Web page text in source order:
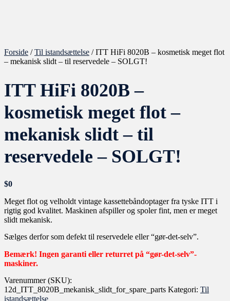
Forside /Til istandsættelse / ITT HiFi 8020B – kosmetisk meget flot
– mekanisk slidt – til reservedele – SOLGT!
ITT HiFi 8020B –
kosmetisk meget flot –
mekanisk slidt – til
reservedele – SOLGT!
$0
Meget flot og velholdt vintage kassettebåndoptager fra tyske ITT i
rigtig god kvalitet. Maskinen afspiller og spoler fint, men er meget
slidt mekanisk.
Sælges derfor som defekt til reservedele eller “gør-det-selv”.
Bemærk! Ingen garanti eller returret på “gør-det-selv”-
maskiner.
Varenummer (SKU):
12d_ITT_8020B_mekanisk_slidt_for_spare_parts Kategori: Til
istandsættelse